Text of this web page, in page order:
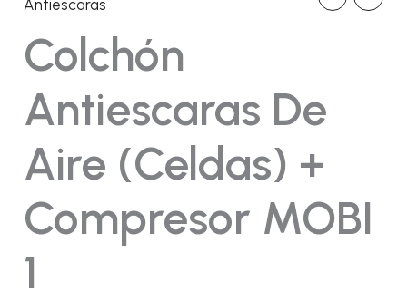
Antiescaras
Colchón
Antiescaras De
Aire (celdas) +
Compresor MOBI
1
precio
original
era:
77,08€.
actual
es:
52,84€.
antiescaras
aire
(celdas)
compresor
MOBI
cantidad